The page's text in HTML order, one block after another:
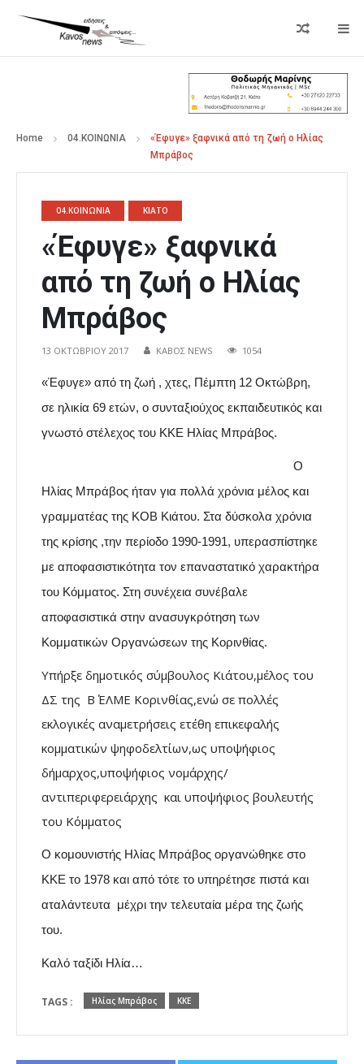
Home 04.ΚΟΙΝΩΝΙΑ
«Έφυγε» ξαφνικά από τη ζωή ο Ηλίας
Μπράβος
04.ΚΟΙΝΩΝΙΑ ΚΙΑΤΟ
«Έφυγε» ξαφνικά
από τη ζωή ο Ηλίας
Μπράβος
13 ΟΚΤΩΒΡΊΟΥ 2017 ΚΑΒΟΣ NEWS 1054
«Έφυγε» από τη ζωή , χτες, Πέμπτη 12 Οκτώβρη,
σε ηλικία 69 ετών, ο συνταξιούχος εκπαιδευτικός και
γνωστό στέλεχος του ΚΚΕ Ηλίας Μπράβος.
Ο
Ηλίας Μπράβος ήταν για πολλά χρόνια μέλος και
γραμματέας της ΚΟΒ Κιάτου. Στα δύσκολα χρόνια
της κρίσης ,την περίοδο 1990-1991, υπερασπίστηκε
με αποφασιστικότητα τον επαναστατικό χαρακτήρα
του Κόμματος. Στη συνέχεια συνέβαλε
αποφασιστικά στην ανασυγκρότηση των
Κομματικών Οργανώσεων της Κορινθίας.
Υπήρξε δημοτικός σύμβουλος Κιάτου,μέλος του
ΔΣ της Β΄ ΕΛΜΕ Κορινθίας,ενώ σε πολλές
εκλογικές αναμετρήσεις ετέθη επικεφαλής
κομματικών ψηφοδελτίων,ως υποψήφιος
δήμαρχος,υποψήφιος νομάρχης/
αντιπεριφερειάρχης και υποψήφιος βουλευτής
του Κόμματος
Ο κομουνιστής Ηλίας Μπράβος οργανώθηκε στο
ΚΚΕ το 1978 και από τότε το υπηρέτησε πιστά και
αταλάντευτα μέχρι την τελευταία μέρα της ζωής
του.
Καλό ταξίδι Ηλία…
TAGS : Ηλίας Μπράβος ΚΚΕ